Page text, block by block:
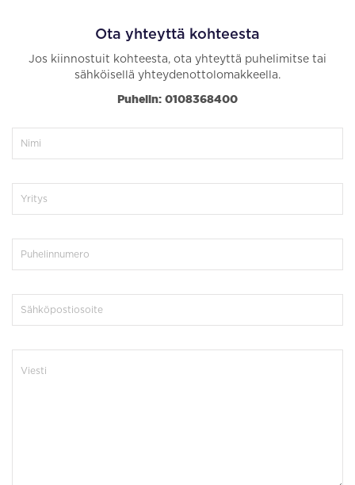
Ota yhteyttä kohteesta
Jos kiinnostuit kohteesta, ota yhteyttä puhelimitse tai
sähköisellä yhteydenottolomakkeella.
Puhelin: 0108368400